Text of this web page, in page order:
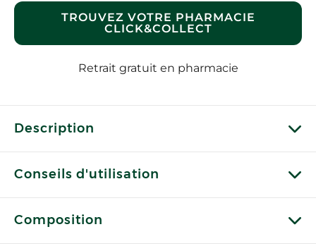
TROUVEZ VOTRE PHARMACIE
CLICK&COLLECT
Retrait gratuit en pharmacie
Description
Conseils d'utilisation
Composition